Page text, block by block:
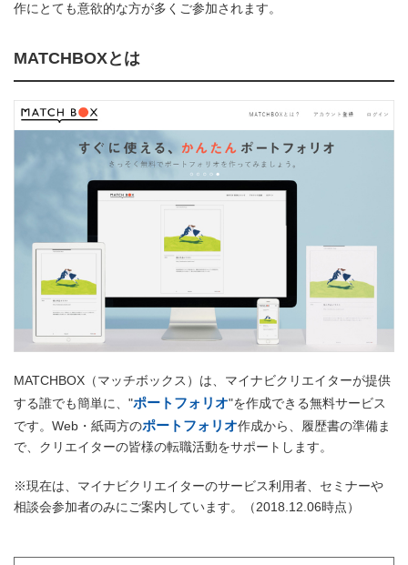
作にとても意欲的な方が多くご参加されます。
MATCHBOXとは
MATCHBOX（マッチボックス）は、マイナビクリエイターが提供
する誰でも簡単に、"ポートフォリオ"を作成できる無料サービス
です。Web・紙両方のポートフォリオ作成から、履歴書の準備ま
で、クリエイターの皆様の転職活動をサポートします。
※現在は、マイナビクリエイターのサービス利用者、セミナーや
相談会参加者のみにご案内しています。（2018.12.06時点）